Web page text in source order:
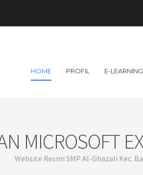
HOME PROFIL E-LEARNING
MICROSOFT
Website Resmi SMP Al-Ghazali Kec.